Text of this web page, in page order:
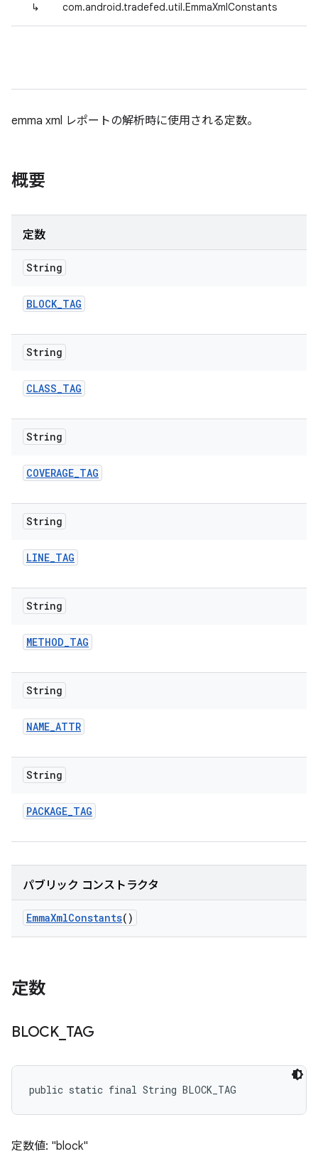
↳ com.android.tradefed.util.EmmaXmlConstants
emma xml レポートの解析時に使用される定数。
概要
定数
String
BLOCK_TAG
String
CLASS_TAG
String
COVERAGE_TAG
String
LINE_TAG
String
METHOD_TAG
String
NAME_ATTR
String
PACKAGE_TAG
パブリック コンストラクタ
EmmaXmlConstants()
定数
BLOCK_ TAG
public static final String BLOCK_TAG
定数値: "block"